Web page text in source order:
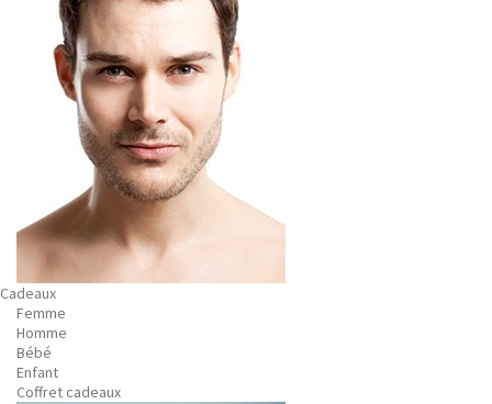
Cadeaux
Femme
Homme
Bébé
Enfant
Coffret cadeaux